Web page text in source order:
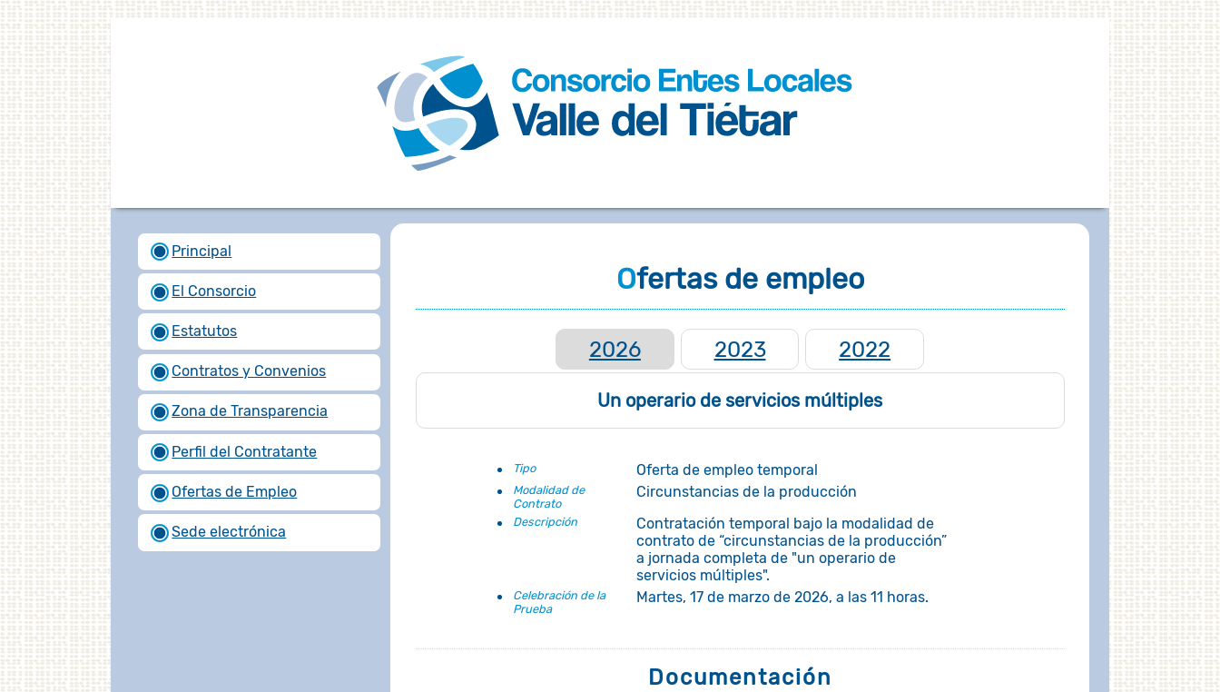
Principal
El Consorcio
Estatutos
Contratos y Convenios
Zona de Transparencia
Perfil del Contratante
Ofertas de Empleo
Sede electrónica
Ofertas de empleo
2026 2023 2022
Un operario de servicios múltiples
Tipo Oferta de empleo temporal
Modalidad de
Contrato
Circunstancias de la producción
Descripción
Contratación temporal bajo la modalidad de
contrato de “circunstancias de la producción”
a jornada completa de "un operario de
servicios múltiples".
Celebración de la
Prueba
Martes, 17 de marzo de 2026, a las 11 horas.
Documentación